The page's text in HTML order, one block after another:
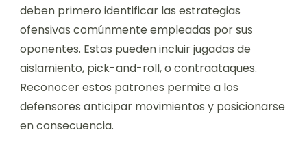
deben primero identificar las estrategias
ofensivas comúnmente empleadas por sus
oponentes. Estas pueden incluir jugadas de
aislamiento, pick-and-roll, o contraataques.
Reconocer estos patrones permite a los
defensores anticipar movimientos y posicionarse
en consecuencia.